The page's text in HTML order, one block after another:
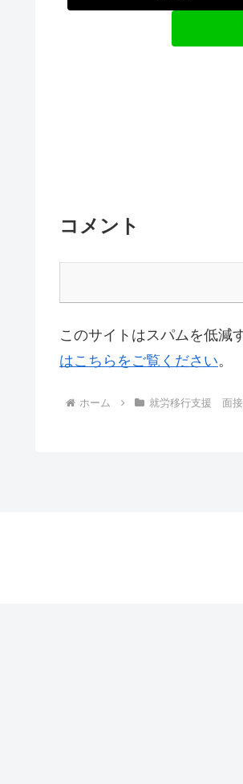
コメント
このサイトはスパムを低減
はこちらをご覧ください。
ホーム 就労移行支援 面